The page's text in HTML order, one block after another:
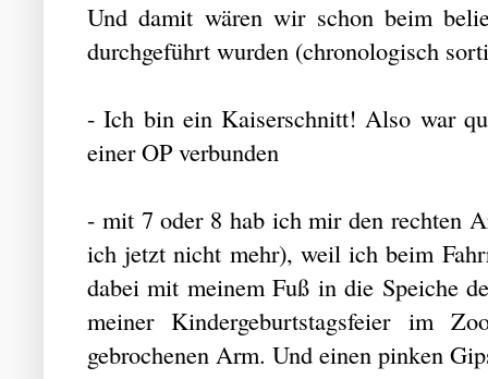
Und damit wären wir schon beim
durchgeführt wurden (chronologisch
- Ich bin ein Kaiserschnitt! Also war
einer OP verbunden
- mit 7 oder 8 hab ich mir den rechten
ich jetzt nicht mehr), weil ich beim
dabei mit meinem Fuß in die Speiche
meiner Kindergeburtstagsfeier im
gebrochenen Arm. Und einen pinken